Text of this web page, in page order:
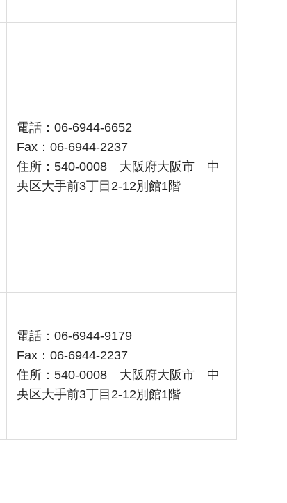
電話：06-6944-6652
Fax：06-6944-2237
住所：540-0008 大阪府大阪市 中
央区大手前3丁目2-12別館1階
電話：06-6944-9179
Fax：06-6944-2237
住所：540-0008 大阪府大阪市 中
央区大手前3丁目2-12別館1階